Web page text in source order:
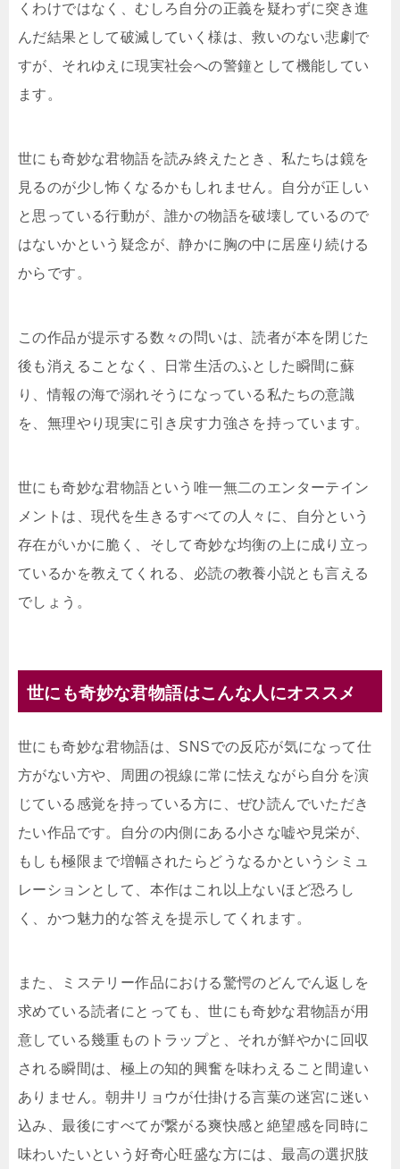
くわけではなく、むしろ自分の正義を疑わずに突き進
んだ結果として破滅していく様は、救いのない悲劇で
すが、それゆえに現実社会への警鐘として機能してい
ます。
世にも奇妙な君物語を読み終えたとき、私たちは鏡を
見るのが少し怖くなるかもしれません。自分が正しい
と思っている行動が、誰かの物語を破壊しているので
はないかという疑念が、静かに胸の中に居座り続ける
からです。
この作品が提示する数々の問いは、読者が本を閉じた
後も消えることなく、日常生活のふとした瞬間に蘇
り、情報の海で溺れそうになっている私たちの意識
を、無理やり現実に引き戻す力強さを持っています。
世にも奇妙な君物語という唯一無二のエンターテイン
メントは、現代を生きるすべての人々に、自分という
存在がいかに脆く、そして奇妙な均衡の上に成り立っ
ているかを教えてくれる、必読の教養小説とも言える
でしょう。
世にも奇妙な君物語はこんな人にオススメ
世にも奇妙な君物語は、SNSでの反応が気になって仕
方がない方や、周囲の視線に常に怯えながら自分を演
じている感覚を持っている方に、ぜひ読んでいただき
たい作品です。自分の内側にある小さな嘘や見栄が、
もしも極限まで増幅されたらどうなるかというシミュ
レーションとして、本作はこれ以上ないほど恐ろし
く、かつ魅力的な答えを提示してくれます。
また、ミステリー作品における驚愕のどんでん返しを
求めている読者にとっても、世にも奇妙な君物語が用
意している幾重ものトラップと、それが鮮やかに回収
される瞬間は、極上の知的興奮を味わえること間違い
ありません。朝井リョウが仕掛ける言葉の迷宮に迷い
込み、最後にすべてが繋がる爽快感と絶望感を同時に
味わいたいという好奇心旺盛な方には、最高の選択肢